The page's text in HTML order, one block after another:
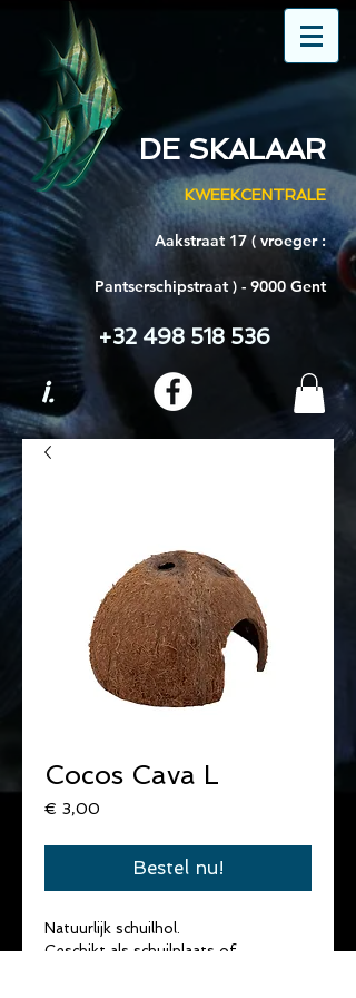
DE SKALAAR
KWEEKCENTRALE
Aakstraat 17 ( vroeger :
Pantserschipstraat ) - 9000 Gent
+32 498 518 536
i.
Cocos Cava L
€ 3,00
Bestel nu!
Natuurlijk schuilhol.
Geschikt als schuilplaats of